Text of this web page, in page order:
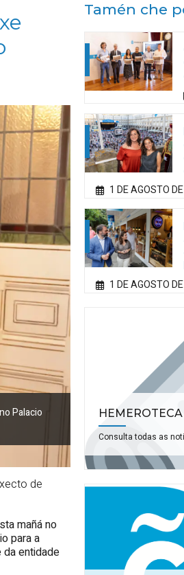
Palacio
de
mañá no
para a
entidade
Tamén che
1 DE AGOSTO
1 DE AGOSTO
HEMEROTECA
Consulta todas as